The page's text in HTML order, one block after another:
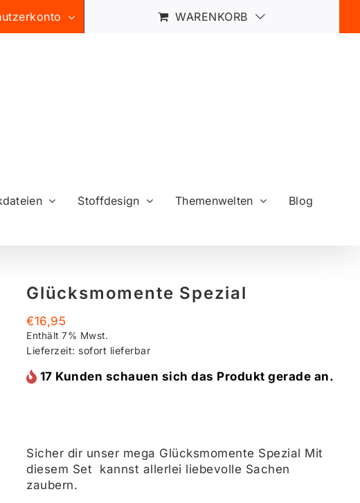
WARENKORB
Stoffdesign Themenwelten Blog
Glücksmomente Spezial
€16,95
Enthält 7% Mwst.
Lieferzeit: sofort lieferbar
17 Kunden schauen sich das Produkt gerade an.
Sicher dir unser mega Glücksmomente Spezial Mit
diesem Set kannst allerlei liebevolle Sachen
zaubern.